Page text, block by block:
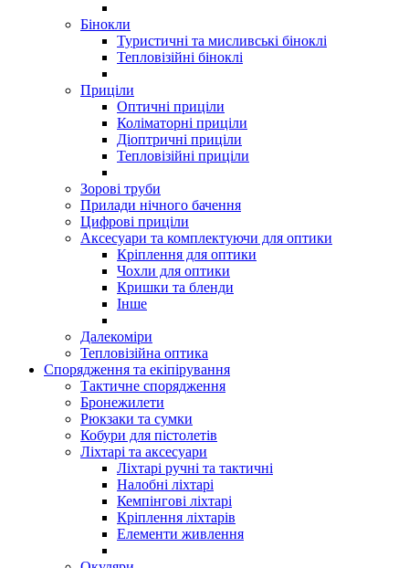
Бінокли
Туристичні та мисливські біноклі
Тепловізійні біноклі
Приціли
Оптичні приціли
Коліматорні приціли
Діоптричні приціли
Тепловізійні приціли
Зорові труби
Прилади нічного бачення
Цифрові приціли
Аксесуари та комплектуючи для оптики
Кріплення для оптики
Чохли для оптики
Кришки та бленди
Інше
Далекоміри
Тепловізійна оптика
Спорядження та екіпірування
Тактичне спорядження
Бронежилети
Рюкзаки та сумки
Кобури для пістолетів
Ліхтарі та аксесуари
Ліхтарі ручні та тактичні
Налобні ліхтарі
Кемпінгові ліхтарі
Кріплення ліхтарів
Елементи живлення